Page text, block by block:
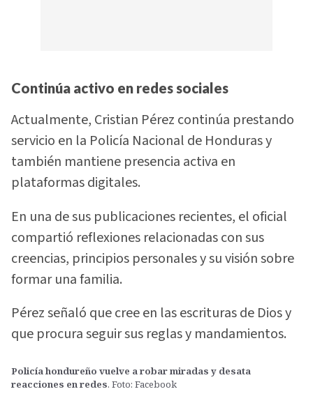
Continúa activo en redes sociales
Actualmente, Cristian Pérez continúa prestando
servicio en la Policía Nacional de Honduras y
también mantiene presencia activa en
plataformas digitales.
En una de sus publicaciones recientes, el oficial
compartió reflexiones relacionadas con sus
creencias, principios personales y su visión sobre
formar una familia.
Pérez señaló que cree en las escrituras de Dios y
que procura seguir sus reglas y mandamientos.
Policía hondureño vuelve a robar miradas y desata
reacciones en redes. Foto: Facebook